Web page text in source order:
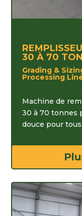
30 À 70
Grading &
Processing
Machine de
30 à 70 tonnes
douce pour